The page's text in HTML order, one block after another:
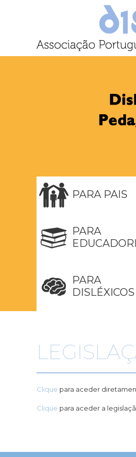
PARA PAIS
PARA
PARA
DISLÉXICOS
Clique para aceder
Clique para aceder a